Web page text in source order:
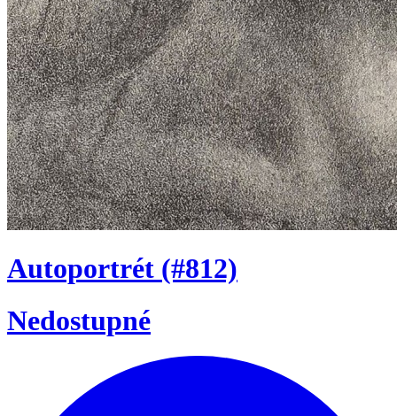
Autoportrét (#812)
Nedostupné